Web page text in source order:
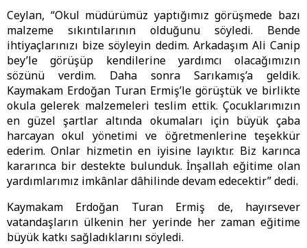
Ceylan, “Okul müdürümüz yaptığımız görüşmede bazı
malzeme sıkıntılarının olduğunu söyledi. Bende
ihtiyaçlarınızı bize söyleyin dedim. Arkadaşım Ali Canip
bey’le görüşüp kendilerine yardımcı olacağımızın
sözünü verdim. Daha sonra Sarıkamış’a geldik.
Kaymakam Erdoğan Turan Ermiş’le görüştük ve birlikte
okula gelerek malzemeleri teslim ettik. Çocuklarımızın
en güzel şartlar altında okumaları için büyük çaba
harcayan okul yönetimi ve öğretmenlerine teşekkür
ederim. Onlar hizmetin en iyisine layıktır. Biz karınca
kararınca bir destekte bulunduk. İnşallah eğitime olan
yardımlarımız imkânlar dâhilinde devam edecektir” dedi.
Kaymakam Erdoğan Turan Ermiş de, hayırsever
vatandaşların ülkenin her yerinde her zaman eğitime
büyük katkı sağladıklarını söyledi.